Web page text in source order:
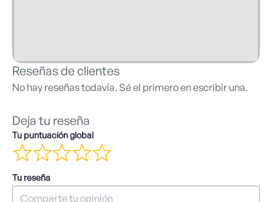
Reseñas de clientes
No hay reseñas todavía. Sé el primero en escribir una.
Deja tu reseña
Tu puntuación global
Tu reseña